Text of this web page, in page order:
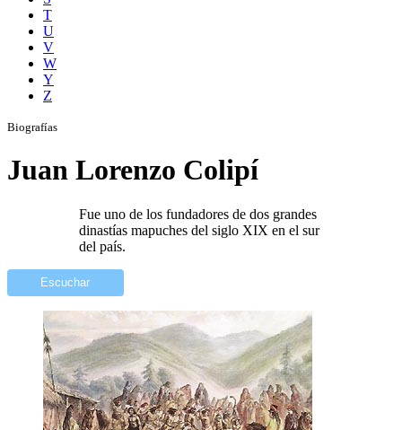
T
U
V
W
Y
Z
Biografías
Juan Lorenzo Colipí
Fue uno de los fundadores de dos grandes
dinastías mapuches del siglo XIX en el sur
del país.
Escuchar